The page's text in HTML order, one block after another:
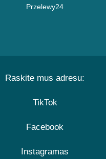
Przelewy24
Raskite mus adresu:
TikTok
Facebook
Instagramas